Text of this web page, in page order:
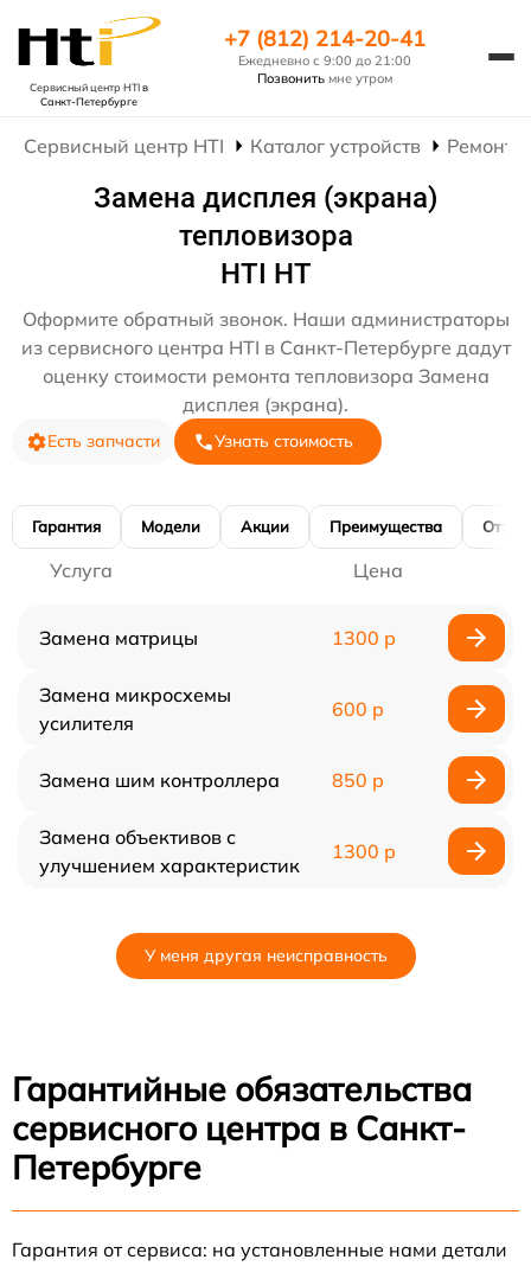
Сервисный центр HTIв
Санкт-Петербурге
+7 (812) 214-20-41
Ежедневно с 9:00 до 21:00
Позвонить мне утром
Сервисный центр HTI Каталог устройств Ремонт
Замена дисплея (экрана)
тепловизора
HTI HT
Оформите обратный звонок. Наши администраторы
из сервисного центра HTI в Санкт-Петербурге дадут
оценку стоимости ремонта тепловизора Замена
дисплея (экрана).
Есть запчасти Узнать стоимость
Гарантия Модели Акции Преимущества
Услуга Цена
Замена матрицы 1300 р
Замена микросхемы
усилителя
600 р
Замена шим контроллера 850 р
Замена объективов с
улучшением характеристик
1300 р
У меня другая неисправность
Гарантийные обязательства
сервисного центра в Санкт-
Петербурге
Гарантия от сервиса: на установленные нами детали